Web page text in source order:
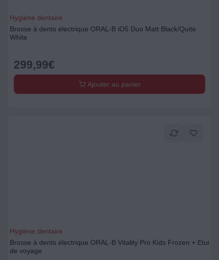
Hygiène dentaire
Brosse à dents électrique ORAL-B iO5 Duo Matt Black/Quite
White
299,99€
Ajouter au panier
Hygiène dentaire
Brosse à dents électrique ORAL-B Vitality Pro Kids Frozen + Etui
de voyage